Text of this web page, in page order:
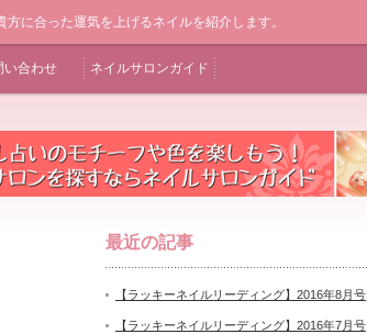
に合った運気を上げるネイルを紹介します。
い合わせ ネイルサロンガイド
最近の記事
【ラッキーネイルリーディング】2016年8月号
【ラッキーネイルリーディング】2016年7月号